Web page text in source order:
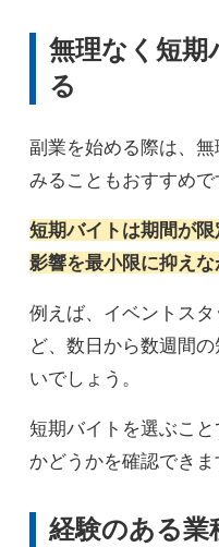
無理なく短期
る
副業を始める際は、
みることもおすすめで
短期バイトは期間が
影響を最小限に抑えな
例えば、イベントス
ど、数日から数週間
いでしょう。
短期バイトを選ぶこ
かどうかを確認できま
経験のある業